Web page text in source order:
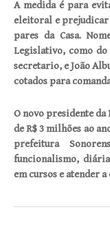
A medida é para
eleitoral e prejudicar
pares da Casa.
Legislativo, como do
secretario, e João
cotados para
O novo presidente
de R$ 3 milhões ao
prefeitura
funcionalismo,
em cursos e atender